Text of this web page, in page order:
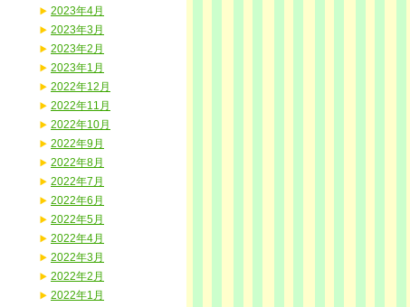
2023年4月
2023年3月
2023年2月
2023年1月
2022年12月
2022年11月
2022年10月
2022年9月
2022年8月
2022年7月
2022年6月
2022年5月
2022年4月
2022年3月
2022年2月
2022年1月